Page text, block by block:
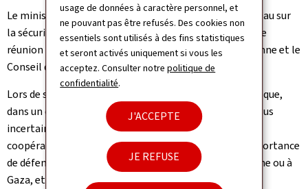
usage de données à caractère personnel, et
ne pouvant pas être refusés. Des cookies non
essentiels sont utilisés à des fins statistiques
et seront activés uniquement si vous les
acceptez. Consulter notrepolitique de
confidentialité.
J'ACCEPTE
JE REFUSE
Le ministre Bettel a participé au 2e Forum de haut niveau sur
la sécurité et la coopération régionales ainsi qu'à la 29e
réunion ministérielle conjointe entre l'Union européenne et le
Conseil de coopération du Golfe (CCG).
Lors de son intervention, le ministre Bettel a souligné que,
dans un contexte mondial multipolaire et de plus en plus
incertain, le partenariat avec les pays du Conseil de
coopération du Golfe reste essentiel. Il a rappelé l'importance
de défendre le droit international, que ce soit en Ukraine ou à
Gaza, et de renforcer la coopération entre les États.